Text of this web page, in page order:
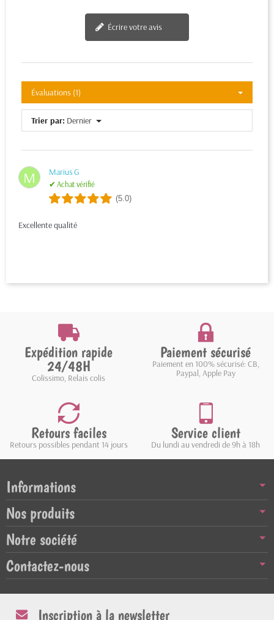
Écrire votre avis
Évaluations (1)
Trier par: Dernier
M Marius G
✔ Achat vérifié
(5.0)
Excellente qualité
Expédition rapide
24/48H
Colissimo, Relais colis
Paiement sécurisé
Paiement en 100% sécurisé: CB,
Paypal, Apple Pay
Retours faciles
Retours possibles pendant 14 jours
Service client
Du lundi au vendredi de 9h à 18h
Informations
Nos produits
Notre société
Contactez-nous
Inscription à la newsletter